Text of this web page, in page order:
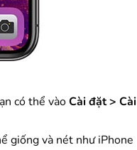
có thể vàoCài đặt > Cài
giống và nét như iPhone